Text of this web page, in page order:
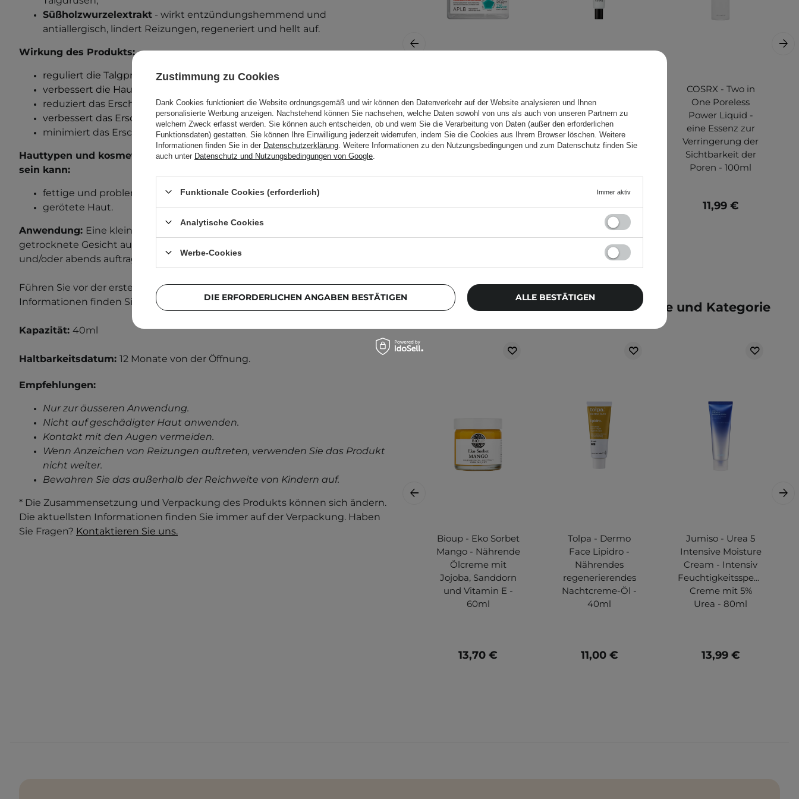
Süßholzwurzelextrakt - wirkt entzündungshemmend und
antiallergisch, lindert Reizungen, regeneriert und hellt auf.
Wirkung des Produkts:
reguliert die Talgproduktion,
verbessert die Hautbeschaffenheit und glättet die Haut
reduziert das Erscheinungsbild von feinen Pigmentflecken,
verbessert das Erscheinungsbild von problematischer Haut,
minimiert das Erscheinungsbild vergrößerter Hautporen.
Hauttypen und kosmetische Mängel, bei denen dieses Produkt hilfreich
sein kann:
fettige und problematische Haut,
gerötete Haut.
Anwendung: Eine kleine Menge der Creme auf das gereinigte und
getrocknete Gesicht auftragen, dabei die Augenpartie aussparen. Morgens
und/oder abends auftragen.
Führen Sie vor der ersten Anwendung einen Allergietest durch. Weitere
Informationen finden Sie in unserem Beitrag zumAllergietest.
Kapazität: 40ml
Haltbarkeitsdatum: 12 Monate von der Öffnung.
Empfehlungen:
Nur zur äusseren Anwendung.
Nicht auf geschädigter Haut anwenden.
Kontakt mit den Augen vermeiden.
Wenn Anzeichen von Reizungen auftreten, verwenden Sie das Produkt
nicht weiter.
Bewahren Sie das außerhalb der Reichweite von Kindern auf.
* Die Zusammensetzung und Verpackung des Produkts können sich ändern.
Die aktuellsten Informationen finden Sie immer auf der Verpackung. Haben
Sie Fragen? Kontaktieren Sie uns.
Vitamin C Shot 220
Cream - Vitamin C
Creme mit
Mikronadeln - 55ml
10,50 €
BHA PHA LHA 35
Peel -
Säurepeeling 35%
mit Vitaminen -
15,99 €
COSRX - Two in
One Poreless
Power Liquid -
eine Essenz zur
Verringerung der
Sichtbarkeit der
Poren - 100ml
11,99 €
Weitere Produkte der gleichen Marke und Kategorie
Bioup - Eko Sorbet
Mango - Nährende
Ölcreme mit
Jojoba, Sanddorn
und Vitamin E -
60ml
13,70 €
Tolpa - Dermo
Face Lipidro -
Nährendes
regenerierendes
Nachtcreme-Öl -
40ml
11,00 €
Jumiso - Urea 5
Intensive Moisture
Cream - Intensiv
Feuchtigkeitsspendende
Creme mit 5%
Urea - 80ml
13,99 €
Zustimmung zu Cookies
Dank Cookies funktioniert die Website ordnungsgemäß und wir können den Datenverkehr auf der Website analysieren und Ihnen
personalisierte Werbung anzeigen. Nachstehend können Sie nachsehen, welche Daten sowohl von uns als auch von unseren Partnern zu
welchem Zweck erfasst werden. Sie können auch entscheiden, ob und wem Sie die Verarbeitung von Daten (außer den erforderlichen
Funktionsdaten) gestatten. Sie können Ihre Einwilligung jederzeit widerrufen, indem Sie die Cookies aus Ihrem Browser löschen. Weitere
Informationen finden Sie in der Datenschutzerklärung . Weitere Informationen zu den Nutzungsbedingungen und zum Datenschutz finden Sie
auch unter Datenschutz und Nutzungsbedingungen von Google
Funktionale Cookies (erforderlich) Immer aktiv
Analytische Cookies
Werbe-Cookies
DIE ERFORDERLICHEN ANGABEN BESTÄTIGEN ALLE BESTÄTIGEN